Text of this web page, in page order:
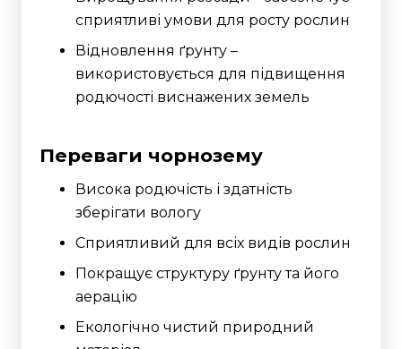
сприятливі умови для росту рослин
Відновлення ґрунту –
використовується для підвищення
родючості виснажених земель
Переваги чорнозему
Висока родючість і здатність
зберігати вологу
Сприятливий для всіх видів рослин
Покращує структуру ґрунту та його
аерацію
Екологічно чистий природний